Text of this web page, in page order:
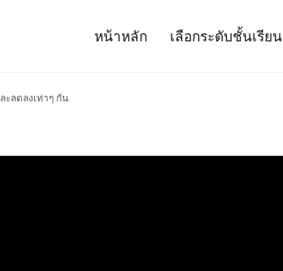
หน้าหลัก เลือกระดับชั้นเรียน
ลดลงเท่าๆ กัน